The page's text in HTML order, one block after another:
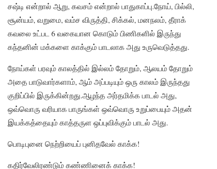
சஷ்டி என்றால் ஆறு, கவசம் என்றால் பாதுகாப்பு.நோய், பில்லி,
சூன்யம், வறுமை, வம்ச விருத்தி, சிக்கல், மனநலம், தீராக்
கவலை உட்பட 6 வகையான கொடும் பிணிகளில் இருந்து
கந்தனின் மக்களை காக்கும் பாடலாக அது உருவெடுத்தது.
நோய்கள் பரவும் காலத்தில் இல்லம் தோறும், ஆலயம் தோறும்
அதை பாடுவார்களாம், ஆம் அப்படியும் ஒரு காலம் இருந்தது
குறிப்பில் இருக்கின்றது.ஆழந்த அர்தமிக்க பாடல் அது,
ஒவ்வொரு வரியாக பாருங்கள் ஒவ்வொரு உறுப்பையும் அதன்
இயக்கத்தையும் காத்தருள ஒப்புவிக்கும் பாடல் அது.
பொடிபுனை நெற்றியைப் புனிதவேல் காக்க!
கதிர்வேலிரண்டும் கண்ணினைக் காக்க!